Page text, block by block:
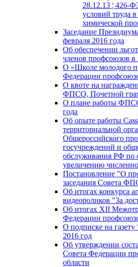
28.12.13 ¦ 426-
условий труда
химической
Заседание
февраля 2016 года
Об обеспечении
членов профсоюзов в
О «Школе молодого
Федерации
О квоте на
ФПСО, Почетной
О плане работы
года
Об опыте работы
территориальной
Общероссийского
госучреждений и
обслуживания РФ
увеличению
Постановление "О
заседания Совета
Об итогах конкурса
видеороликов "За
Об итогах XII
Федерации
О подписке на
2016 год
Об утверждении
Совета Федерации
области